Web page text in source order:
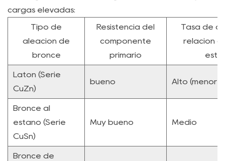
¿Qué
recomienda
para
de
desgaste
cargas elevadas:
Tipo de
aleación de
bronce
Resistencia del
componente
primario
Tasa de
relación
Latón (Serie
CuZn)
bueno Alto (menor
Bronce al
estaño (Serie
CuSn)
Muy bueno Medio
Bronce de